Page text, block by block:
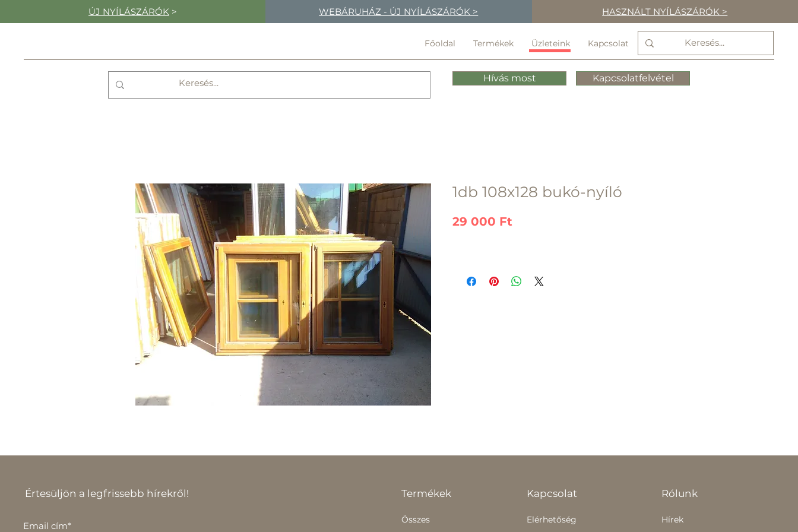
ÚJ NYÍLÁSZÁRÓK > WEBÁRUHÁZ - ÚJ NYÍLÁSZÁRÓK > HASZNÁLT NYÍLÁSZÁRÓK >
Főoldal Termékek Üzleteink Kapcsolat
Hívás most Kapcsolatfelvétel
1db 108x128 bukó-nyíló
29 000 Ft
Értesüljön a legfrissebb hírekről!
Email cím*
Termékek
Összes
Kapcsolat
Elérhetőség
Rólunk
Hírek